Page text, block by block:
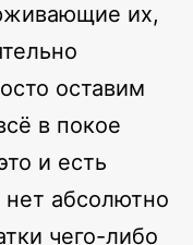
их,
оставим
в покое
и есть
нет абсолютно
чего-либо